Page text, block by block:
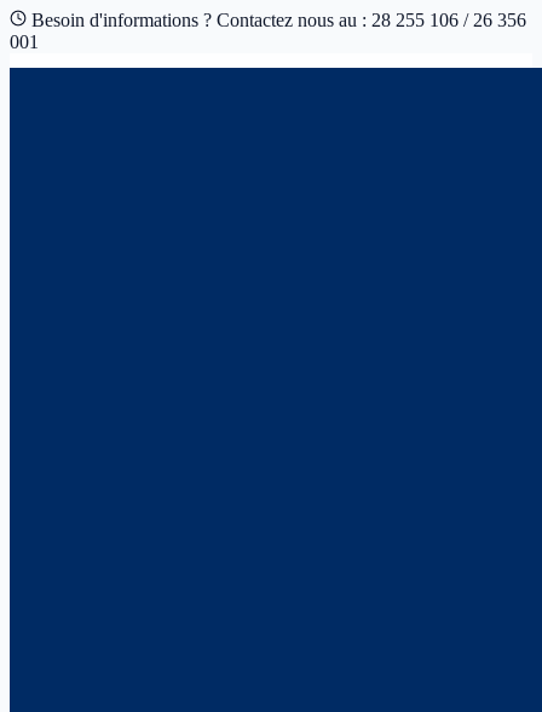
Besoin d'informations ? Contactez nous au : 28 255 106 / 26 356
001